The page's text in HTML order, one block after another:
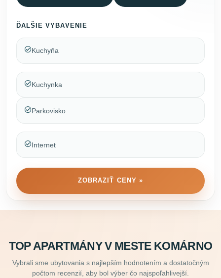
ĎALŠIE VYBAVENIE
Kuchyňa
Kuchynka
Parkovisko
Internet
ZOBRAZIŤ CENY »
TOP APARTMÁNY V MESTE KOMÁRNO
Vybrali sme ubytovania s najlepším hodnotením a dostatočným
počtom recenzií, aby bol výber čo najspoľahlivejší.